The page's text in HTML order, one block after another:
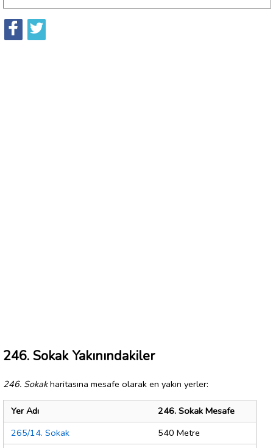
246. Sokak Yakınındakiler
246. Sokakharitasına mesafe olarak en yakın yerler:
Yer Adı
246. Sokak Mesafe
265/14. Sokak
540 Metre